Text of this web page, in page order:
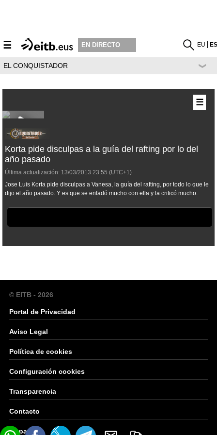
☰ EN DIRECTO EU
EL CONQUISTADOR
Korta pide disculpas a la guía del rafting por lo del
año pasado
Última actualización: 13/03/2013 23:55 (UTC+1)
Jose Luis Korta pide disculpas a Vanesa, la guía del rafting, por todo lo que le
dijo el año pasado. Y es que se enfadó mucho con ella y la criticó mucho.
☰
© EITB - 2026
Portal de Privacidad
Aviso Legal
Política de cookies
Configuración cookies
Transparencia
Contacto
Mapa Web